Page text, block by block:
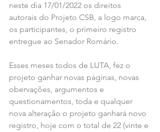
neste dia 17/01/2022 os direitos
autorais do Projeto CSB, a logo marca,
os participantes, o primeiro registro
entregue ao Senador Romário.
Esses meses todos de LUTA, fez o
projeto ganhar novas páginas, novas
obervações, argumentos e
questionamentos, toda e qualquer
nova alteração o projeto ganhará novo
registro, hoje com o total de 22 (vinte e